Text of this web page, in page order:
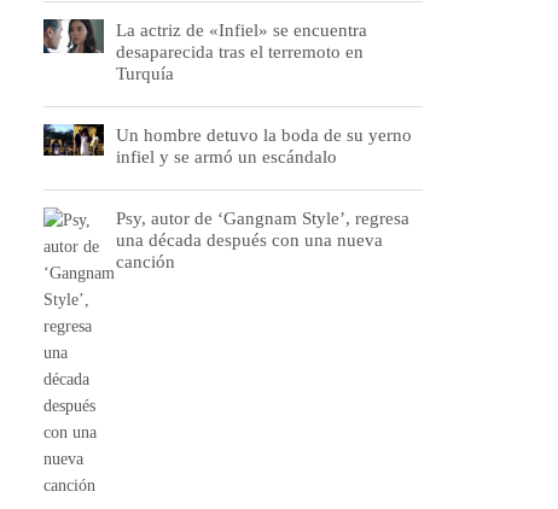
La actriz de «Infiel» se encuentra
desaparecida tras el terremoto en
Turquía
Un hombre detuvo la boda de su yerno
infiel y se armó un escándalo
Psy, autor de ‘Gangnam Style’, regresa
una década después con una nueva
canción